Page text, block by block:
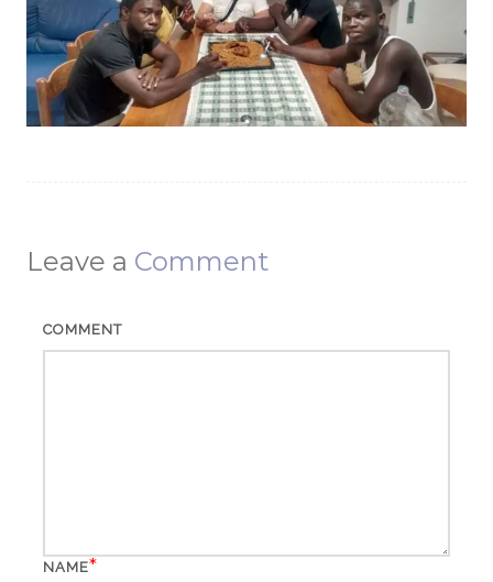
Leave a Comment
COMMENT
NAME*